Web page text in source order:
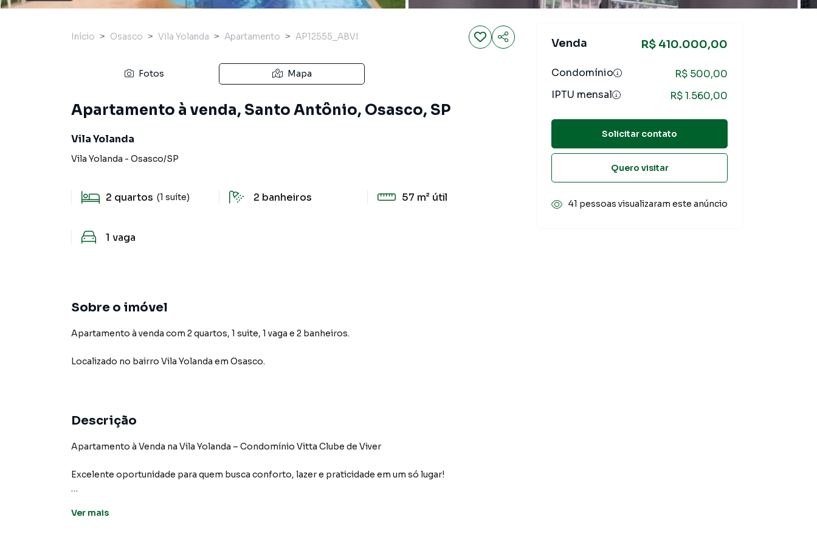
Início Osasco Vila Yolanda Apartamento AP12555_ABVI
Fotos Mapa
Apartamento à venda, Santo Antônio, Osasco, SP
Vila Yolanda
Vila Yolanda - Osasco/SP
2 quartos (1 suíte) 2 banheiros 57 m² útil
1 vaga
Sobre o imóvel
Apartamento à venda com 2 quartos, 1 suite, 1 vaga e 2 banheiros.
Localizado no bairro Vila Yolanda em Osasco.
Descrição
Apartamento à Venda na Vila Yolanda – Condomínio Vitta Clube de Viver
Excelente oportunidade para quem busca conforto, lazer e praticidade em um só lugar!
02 dormitórios, sendo **01 suíte, Sala ampla para 02 ambientes com varanda gourmet,cozinha, área
Ver mais
Venda R$ 410.000,00
Condomínio
R$ 500,00
IPTU mensal
R$ 1.560,00
Solicitar contato
Quero visitar
41 pessoas visualizaram este anúncio